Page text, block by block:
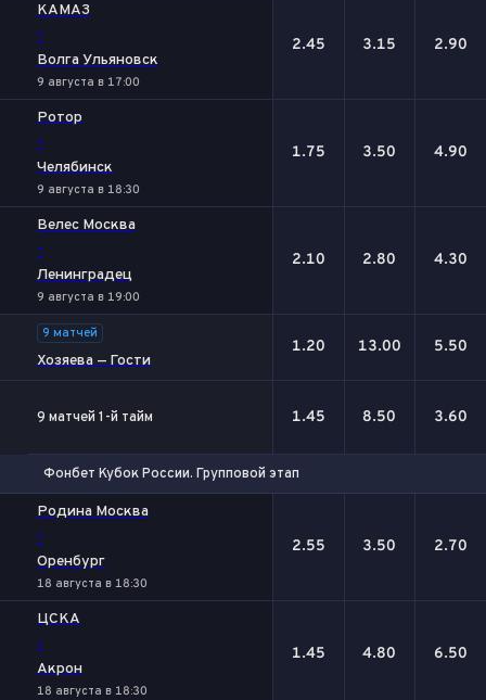
КАМАЗ
-
Волга Ульяновск
9 августа в 17:00
2.45 3.15 2.90
Ротор
-
Челябинск
9 августа в 18:30
1.75 3.50 4.90
Велес Москва
-
Ленинградец
9 августа в 19:00
2.10 2.80 4.30
9 матчей
Хозяева — Гости
1.20 13.00 5.50
9 матчей 1-й тайм 1.45 8.50 3.60
Фонбет Кубок России. Групповой этап
Родина Москва
-
Оренбург
18 августа в 18:30
2.55 3.50 2.70
ЦСКА
-
Акрон
18 августа в 18:30
1.45 4.80 6.50